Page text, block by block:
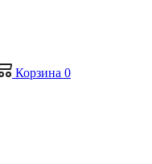
Корзина 0